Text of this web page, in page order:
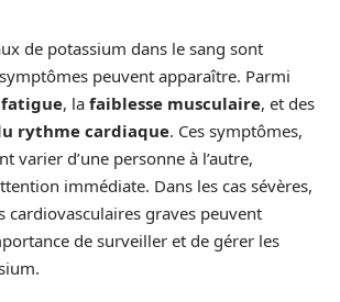
de potassium dans le sang sont
peuvent apparaître. Parmi
fatigue, la faiblesse musculaire, et des
rythme cardiaque. Ces symptômes,
varier d’une personne à l’autre,
immédiate. Dans les cas sévères,
cardiovasculaires graves peuvent
de surveiller et de gérer les